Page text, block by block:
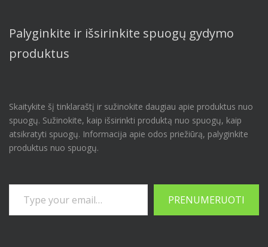
Palyginkite ir išsirinkite spuogų gydymo
produktus
Skaitykite šį tinklaraštį ir sužinokite daugiau apie produktus nuo
spuogų. Sužinokite, kaip išsirinkti produktą nuo spuogų, kaip
atsikratyti spuogų. Informacija apie odos priežiūrą, palyginkite
produktus nuo spuogų.
Įveskite savo el. pašto adresą…
PRENUMERUOTI